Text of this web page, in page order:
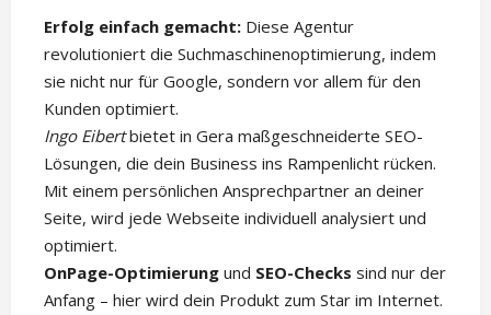
Erfolg einfach gemacht: Diese Agentur
revolutioniert die Suchmaschinenoptimierung, indem
sie nicht nur für Google, sondern vor allem für den
Kunden optimiert.
Ingo Eibertbietet in Gera maßgeschneiderte SEO-
Lösungen, die dein Business ins Rampenlicht rücken.
Mit einem persönlichen Ansprechpartner an deiner
Seite, wird jede Webseite individuell analysiert und
optimiert.
OnPage-Optimierung und SEO-Checks sind nur der
Anfang – hier wird dein Produkt zum Star im Internet.